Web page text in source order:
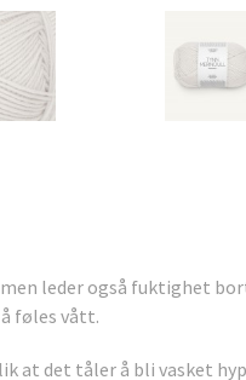
leder også fuktighet
føles vått.
at det tåler å bli vasket